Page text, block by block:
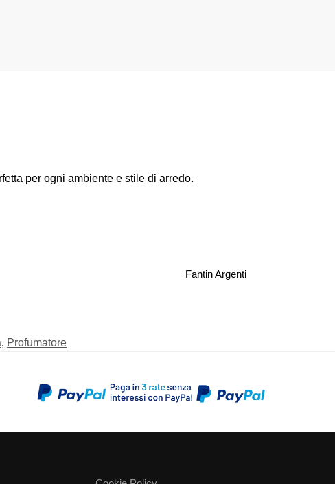
per ogni ambiente e stile di arredo.
Fantin Argenti
, Profumatore